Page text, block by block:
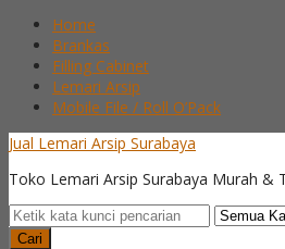
Home
Brankas
Filling Cabinet
Lemari Arsip
Mobile File / Roll O’Pack
Jual Lemari Arsip Surabaya
Toko Lemari Arsip Surabaya Murah &
Cari